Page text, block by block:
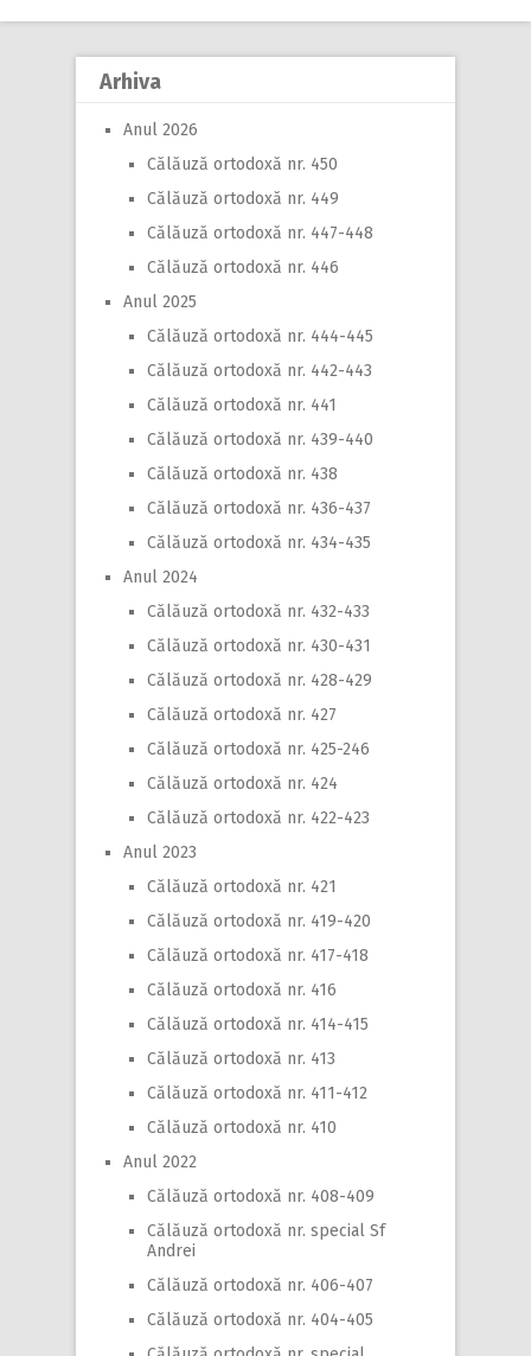
Arhiva
Anul 2026
Călăuză ortodoxă nr. 450
Călăuză ortodoxă nr. 449
Călăuză ortodoxă nr. 447-448
Călăuză ortodoxă nr. 446
Anul 2025
Călăuză ortodoxă nr. 444-445
Călăuză ortodoxă nr. 442-443
Călăuză ortodoxă nr. 441
Călăuză ortodoxă nr. 439-440
Călăuză ortodoxă nr. 438
Călăuză ortodoxă nr. 436-437
Călăuză ortodoxă nr. 434-435
Anul 2024
Călăuză ortodoxă nr. 432-433
Călăuză ortodoxă nr. 430-431
Călăuză ortodoxă nr. 428-429
Călăuză ortodoxă nr. 427
Călăuză ortodoxă nr. 425-246
Călăuză ortodoxă nr. 424
Călăuză ortodoxă nr. 422-423
Anul 2023
Călăuză ortodoxă nr. 421
Călăuză ortodoxă nr. 419-420
Călăuză ortodoxă nr. 417-418
Călăuză ortodoxă nr. 416
Călăuză ortodoxă nr. 414-415
Călăuză ortodoxă nr. 413
Călăuză ortodoxă nr. 411-412
Călăuză ortodoxă nr. 410
Anul 2022
Călăuză ortodoxă nr. 408-409
Călăuză ortodoxă nr. special Sf
Andrei
Călăuză ortodoxă nr. 406-407
Călăuză ortodoxă nr. 404-405